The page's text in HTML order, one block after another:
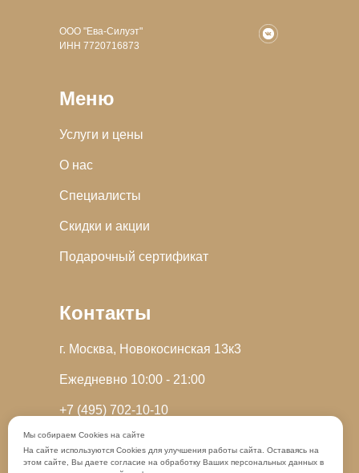
Мы собираем Cookies на сайте
На сайте используются Cookies для улучшения работы сайта. Оставаясь на
этом сайте, Вы даете согласие на обработку Ваших персональных данных в
Услуги и цены
Меню
О нас
Специалисты
Скидки и акции
Подарочный сертификат
г. Москва, Новокосинская 13к3
Контакты
Ежедневно 10:00 - 21:00
+7 (495) 702-10-10
Запись в MAX
ООО "Ева-Силуэт"
ИНН 7720716873